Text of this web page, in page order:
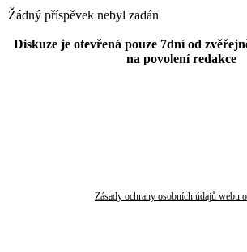
Žádný příspěvek nebyl zadán
Diskuze je otevřená pouze 7dní od
na povolení redakce
Zásady ochrany osobních údajů webu